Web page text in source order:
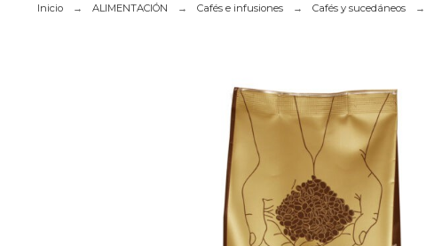
Inicio ALIMENTACIÓN Cafés e infusiones Cafés y sucedáneos